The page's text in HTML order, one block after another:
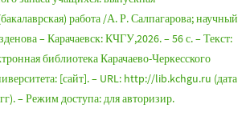
работа /А. Р. Салпагарова; научный
– Карачаевск: КЧГУ,2026. – 56 с. – Текст:
библиотека Карачаево-Черкесского
[сайт]. – URL: http://lib.kchgu.ru (дата
– Режим доступа: для авторизир.